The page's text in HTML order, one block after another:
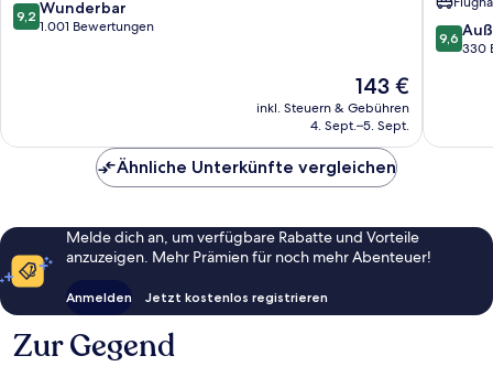
Khlan
9.2
von
9,2 Wunderbar
1.001 Bewertungen
Der
Preis
beträgt
143 €
inkl. Steuern & Gebühren
4. Sept.–5. Sept.
Ping
by
IHG
9.6
von
9,6
330
Ähnliche Unterkünfte vergleichen
Melde dich an, um verfügbare Rabatte und Vorteile
anzuzeigen. Mehr Prämien für noch mehr Abenteuer!
Anmelden Jetzt kostenlos registrieren
Zur Gegend